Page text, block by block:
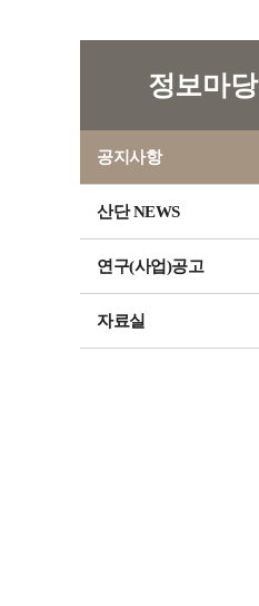
정보마당
공지사항
산단 NEWS
연구(사업)공고
자료실